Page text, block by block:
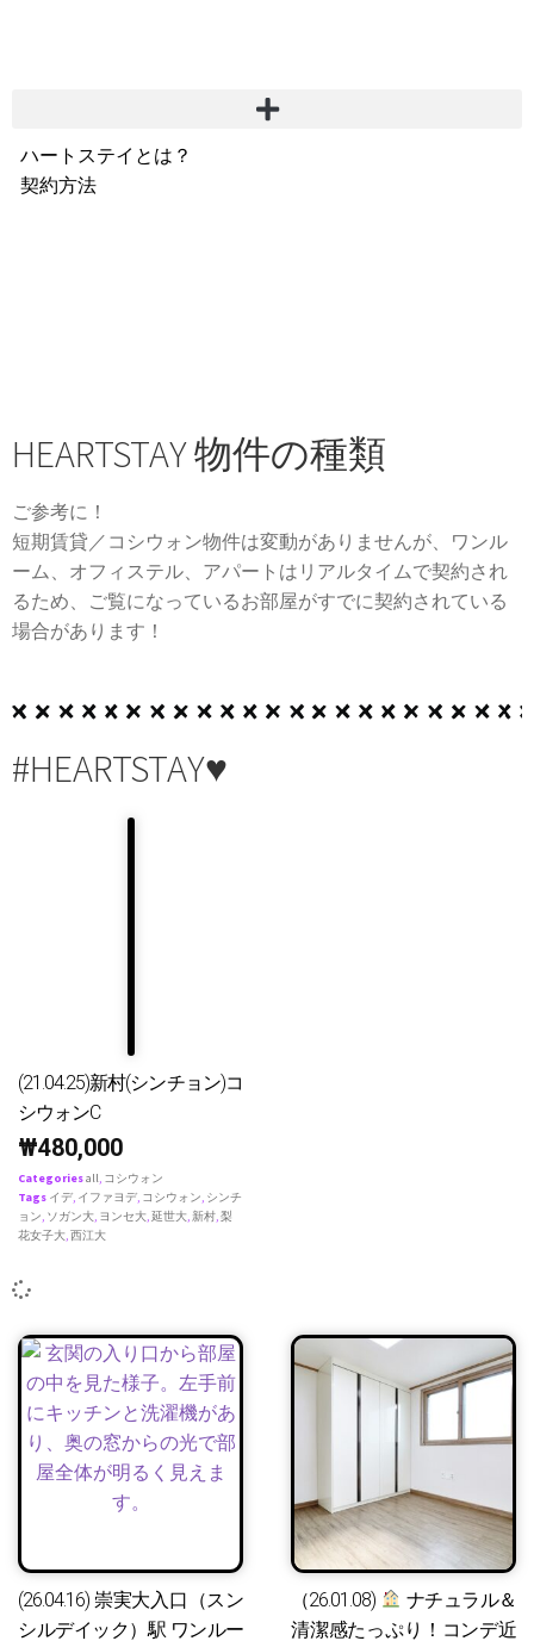
ハートステイとは？
契約方法
HEARTSTAY 物件の種類
ご参考に！
短期賃貸／コシウォン物件は変動がありませんが、ワンル
ーム、オフィステル、アパートはリアルタイムで契約され
るため、ご覧になっているお部屋がすでに契約されている
場合があります！
#HEARTSTAY♥
(21.04.25)新村(シンチョン)コ
シウォンC
₩480,000
Categoriesall, コシウォン
Tags イデ, イファヨデ, コシウォン, シンチ
ョン, ソガン大, ヨンセ大,延世大,新村,梨
花女子大,西江大
(26.04.16) 崇実大入口（スン
シルデイック）駅 ワンルー
（26.01.08)
ナチュラル＆
清潔感たっぷり！コンデ近